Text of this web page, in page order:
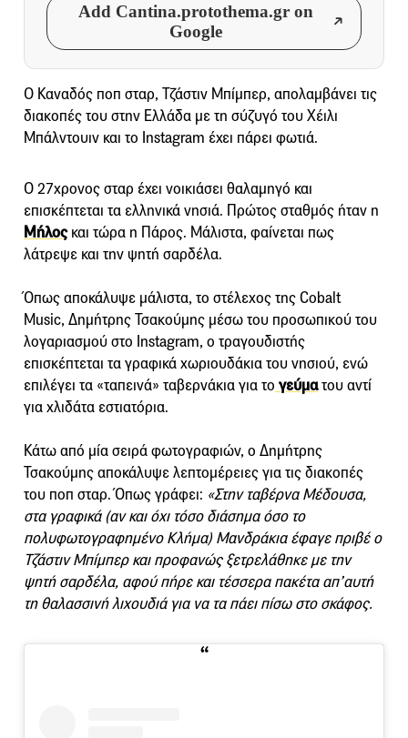
Add Cantina.protothema.gr on
Google
Ο Καναδός ποπ σταρ, Τζάστιν Μπίμπερ, απολαμβάνει τις
διακοπές του στην Ελλάδα με τη σύζυγό του Χέιλι
Μπάλντουιν και το Instagram έχει πάρει φωτιά.
O 27χρονος σταρ έχει νοικιάσει θαλαμηγό και
επισκέπτεται τα ελληνικά νησιά. Πρώτος σταθμός ήταν η
Μήλοςκαι τώρα η Πάρος. Μάλιστα, φαίνεται πως
λάτρεψε και την ψητή σαρδέλα.
Όπως αποκάλυψε μάλιστα, το στέλεχος της Cobalt
Music, Δημήτρης Τσακούμης μέσω του προσωπικού του
λογαριασμού στο Instagram, ο τραγουδιστής
επισκέπτεται τα γραφικά χωριουδάκια του νησιού, ενώ
επιλέγει τα «ταπεινά» ταβερνάκια για το γεύματου αντί
για χλιδάτα εστιατόρια.
Κάτω από μία σειρά φωτογραφιών, ο Δημήτρης
Τσακούμης αποκάλυψε λεπτομέρειες για τις διακοπές
του ποπ σταρ. Όπως γράφει: «Στην ταβέρνα Μέδουσα,
στα γραφικά (αν και όχι τόσο διάσημα όσο το
πολυφωτογραφημένο Κλήμα) Μανδράκια έφαγε πριβέ ο
Τζάστιν Μπίμπερ και προφανώς ξετρελάθηκε με την
ψητή σαρδέλα, αφού πήρε και τέσσερα πακέτα απ’αυτή
τη θαλασσινή λιχουδιά για να τα πάει πίσω στο σκάφος.